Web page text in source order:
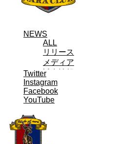
NEWS
ALL
リリース
メディア
試合情報
グッズ
ファンコミュニティ
普及・育成
コラム
Twitter
Instagram
Facebook
YouTube